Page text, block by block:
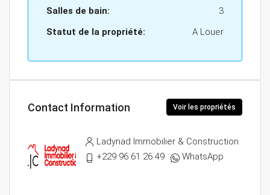
Salles de bain:
3
Statut de la propriété:
A Louer
Contact Information Voir les propriétés
Ladynad Immobilier & Construction
+229 96 61 26 49
WhatsApp